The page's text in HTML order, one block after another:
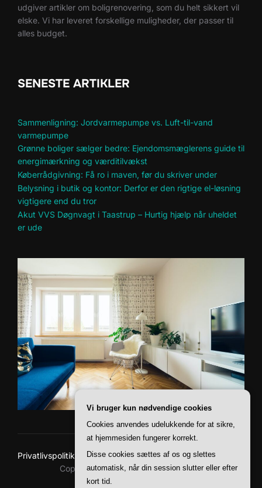
udgiver artikler om boligrenovering, som du helt sikkert vil
elske. Vi har leveret forskellige muligheder, der passer til
alles budget.
SENESTE ARTIKLER
Sammenligning: Jordvarmepumpe vs. Luft-til-vand
varmepumpe
Grønne boliger sælger bedre: Ejendomsmæglerens guide til
energimærkning og værditilvækst
Køberrådgivning: Få ro i maven, før du skriver under
Belysning i butik og kontor: Derfor er den rigtige el-løsning
vigtigere end du tror
Akut VVS Døgnvagt i Taastrup – Hurtig hjælp når uheldet
er ude
Privatlivspolitik
Copyright © 2026 Baskerville Boliger
Vi bruger kun nødvendige cookies
Cookies anvendes udelukkende for at sikre,
at hjemmesiden fungerer korrekt.
Disse cookies sættes af os og slettes
automatisk, når din session slutter eller efter
kort tid.